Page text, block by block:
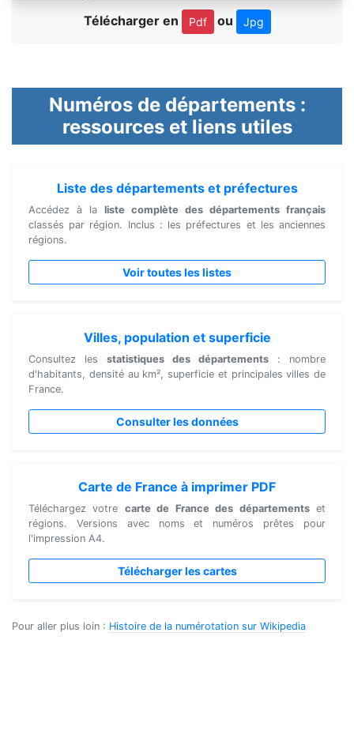
Télécharger en Pdf ou Jpg
Numéros de départements :
ressources et liens utiles
Liste des départements et préfectures
Accédez à la liste complète des départements français
classés par région. Inclus : les préfectures et les anciennes
régions.
Voir toutes les listes
Villes, population et superficie
Consultez les statistiques des départements : nombre
d'habitants, densité au km², superficie et principales villes de
France.
Consulter les données
Carte de France à imprimer PDF
Téléchargez votre carte de France des départementset
régions. Versions avec noms et numéros prêtes pour
l'impression A4.
Télécharger les cartes
Pour aller plus loin : Histoire de la numérotation sur Wikipedia